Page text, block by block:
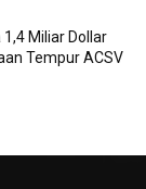
Miliar Dollar
Tempur ACSV